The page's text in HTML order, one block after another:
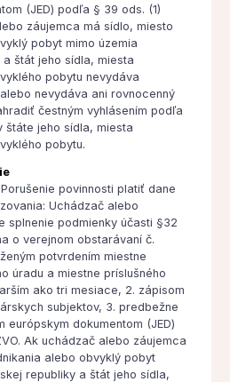
(JED) podľa § 39 ods. (1)
záujemca má sídlo, miesto
pobyt mimo územia
štát jeho sídla, miesta
pobytu nevydáva
nevydáva ani rovnocenný
čestným vyhlásením podľa
štáte jeho sídla, miesta
pobytu.
povinnosti platiť dane
Uchádzač alebo
splnenie podmienky účasti §32
o verejnom obstarávaní č.
potvrdením miestne
úradu a miestne príslušného
ako tri mesiace, 2. zápisom
subjektov, 3. predbežne
európskym dokumentom (JED)
Ak uchádzač alebo záujemca
alebo obvyklý pobyt
republiky a štát jeho sídla,